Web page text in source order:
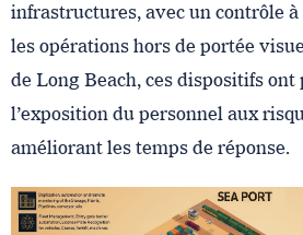
infrastructures, avec un contrôle
les opérations hors de portée
de Long Beach, ces dispositifs
l’exposition du personnel aux
améliorant les temps de réponse.